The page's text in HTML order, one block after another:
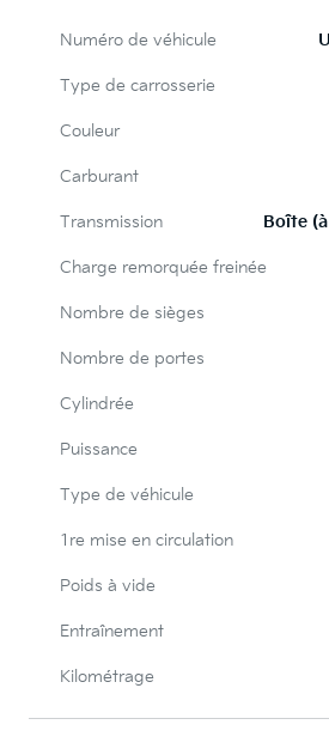
Numéro de véhicule
Type de carrosserie
Couleur
Carburant
Transmission Boîte
Charge remorquée freinée
Nombre de sièges
Nombre de portes
Cylindrée
Puissance
Type de véhicule
1re mise en circulation
Poids à vide
Entraînement
Kilométrage